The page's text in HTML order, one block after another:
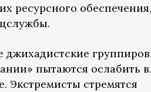
ресурсного обеспечения,
джихадистские
пытаются ослабить
Экстремисты стремятся